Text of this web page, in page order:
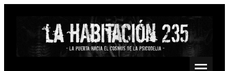
Saltar
Psychedelic, Stoner, Doom, Sludge, Fuzz, Space, Drone